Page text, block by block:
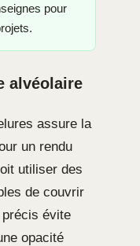
pour
alvéolaire
assure la
un rendu
utiliser des
de couvrir
évite
opacité